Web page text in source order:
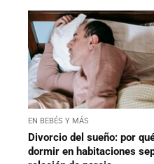
EN BEBÉS Y MÁS
Divorcio del sueño: por
dormir en habitaciones